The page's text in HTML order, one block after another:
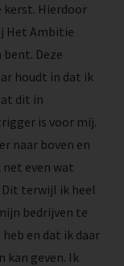
kerst. Hierdoor
Het Ambitie
bent. Deze
houdt in dat ik
dit in
is voor mij.
naar boven en
even wat
Dit terwijl ik heel
bedrijven te
en dat ik daar
kan geven. Ik